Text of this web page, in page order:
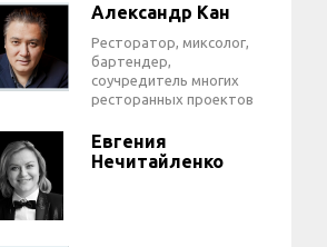
Александр Кан
Ресторатор, миксолог,
бартендер,
соучредитель многих
ресторанных проектов
Евгения
Нечитайленко